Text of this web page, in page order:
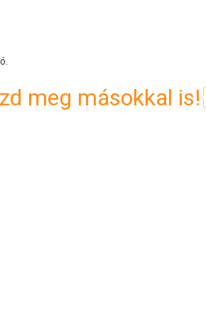
meg másokkal is!